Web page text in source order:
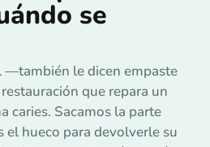
se
—también le dicen empaste
que repara un
caries. Sacamos la parte
el hueco para devolverle su